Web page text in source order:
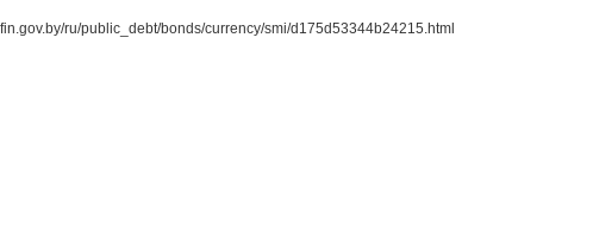
ru/public_debt/bonds/currency/smi/d175d53344b24215.html